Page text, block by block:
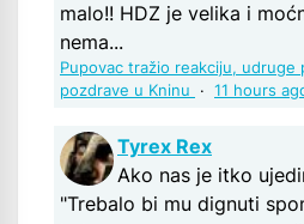
malo!! HDZ je velika i
nema...
Pupovac tražio reakciju, udruge
pozdrave u Kninu
· 11 hours
Tyrex Rex
Ako nas je itko
"Trebalo bi mu dignuti